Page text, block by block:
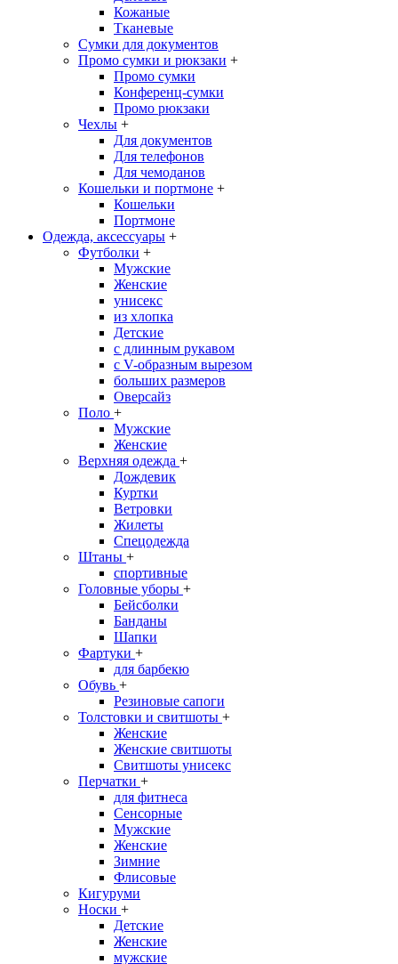
Кожаные
Тканевые
Сумки для документов
Промо сумки и рюкзаки +
Промо сумки
Конференц-сумки
Промо рюкзаки
Чехлы +
Для документов
Для телефонов
Для чемоданов
Кошельки и портмоне +
Кошельки
Портмоне
Одежда, аксессуары +
Футболки +
Мужские
Женские
унисекс
из хлопка
Детские
с длинным рукавом
с V-образным вырезом
больших размеров
Оверсайз
Поло +
Мужские
Женские
Верхняя одежда +
Дождевик
Куртки
Ветровки
Жилеты
Спецодежда
Штаны +
спортивные
Головные уборы +
Бейсболки
Банданы
Шапки
Фартуки +
для барбекю
Обувь +
Резиновые сапоги
Толстовки и свитшоты +
Женские
Женские свитшоты
Свитшоты унисекс
Перчатки +
для фитнеса
Сенсорные
Мужские
Женские
Зимние
Флисовые
Кигуруми
Носки +
Детские
Женские
мужские